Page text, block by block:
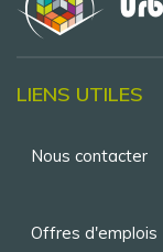
LIENS UTILES
Menu
de
Nous contacter
Offres d'emplois